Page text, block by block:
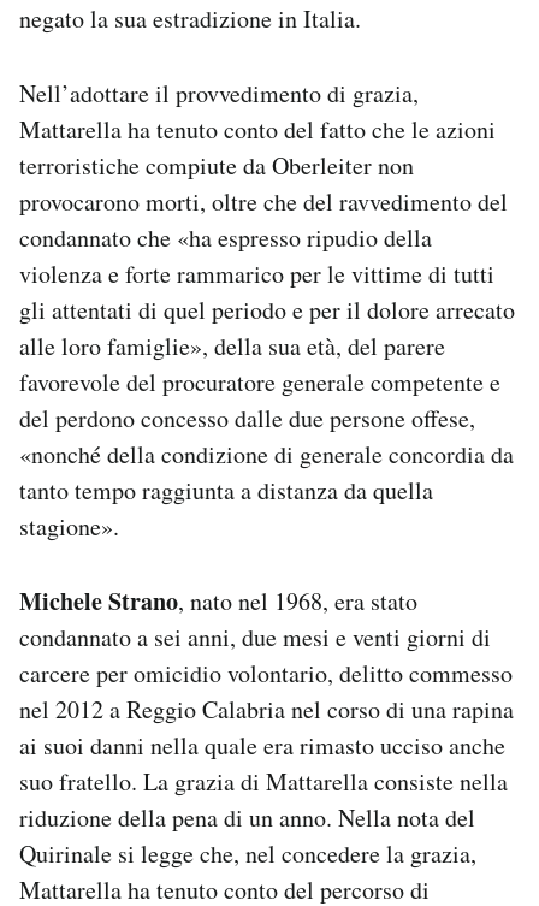
negato la sua estradizione in Italia.
Nell’adottare il provvedimento di grazia,
Mattarella ha tenuto conto del fatto che le azioni
terroristiche compiute da Oberleiter non
provocarono morti, oltre che del ravvedimento del
condannato che «ha espresso ripudio della
violenza e forte rammarico per le vittime di tutti
gli attentati di quel periodo e per il dolore arrecato
alle loro famiglie», della sua età, del parere
favorevole del procuratore generale competente e
del perdono concesso dalle due persone offese,
«nonché della condizione di generale concordia da
tanto tempo raggiunta a distanza da quella
stagione».
Michele Strano, nato nel 1968, era stato
condannato a sei anni, due mesi e venti giorni di
carcere per omicidio volontario, delitto commesso
nel 2012 a Reggio Calabria nel corso di una rapina
ai suoi danni nella quale era rimasto ucciso anche
suo fratello. La grazia di Mattarella consiste nella
riduzione della pena di un anno. Nella nota del
Quirinale si legge che, nel concedere la grazia,
Mattarella ha tenuto conto del percorso di